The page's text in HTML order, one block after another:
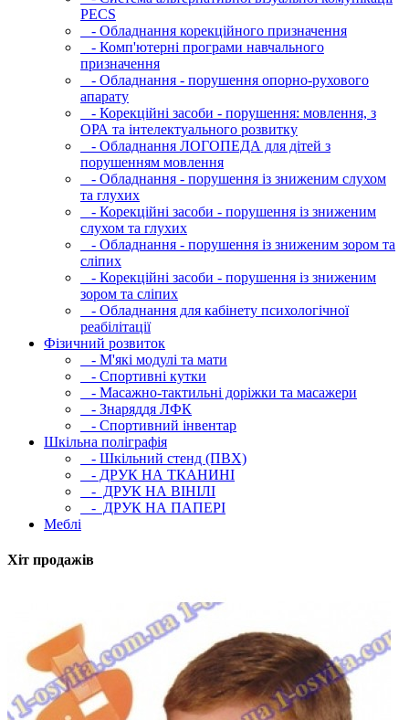
PECS
- Обладнання корекційного призначення
- Комп'ютерні програми навчального
призначення
- Обладнання - порушення опорно-рухового
апарату
- Корекційні засоби - порушення: мовлення, з
ОРА та інтелектуального розвитку
- Обладнання ЛОГОПЕДА для дітей з
порушенням мовлення
- Обладнання - порушення із зниженим слухом
та глухих
- Корекційні засоби - порушення із зниженим
слухом та глухих
- Обладнання - порушення із зниженим зором та
сліпих
- Корекційні засоби - порушення із зниженим
зором та сліпих
- Обладнання для кабінету психологічної
реабілітації
Фізичний розвиток
- М'які модулi та мати
- Спортивні кутки
- Масажно-тактильні доріжки та масажери
- Знаряддя ЛФК
- Спортивний інвентар
Шкільна поліграфія
- Шкільний стенд (ПВХ)
- ДРУК НА ТКАНИНІ
- ДРУК НА ВІНІЛІ
- ДРУК НА ПАПЕРІ
Меблі
Хіт продажів